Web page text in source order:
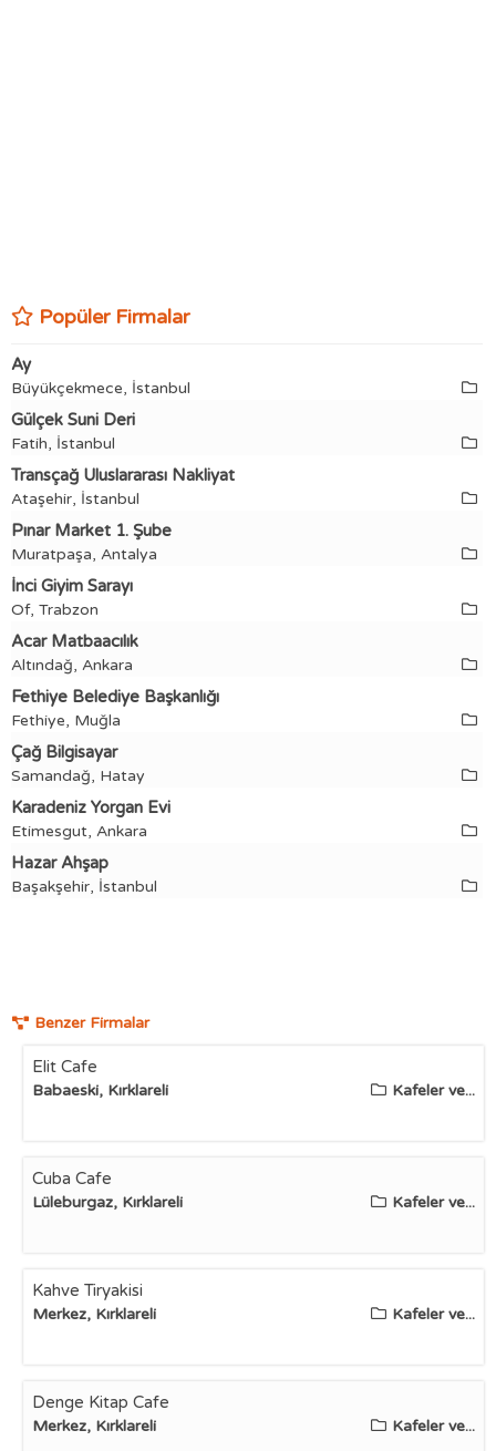
Popüler Firmalar
Ay
Büyükçekmece, İstanbul
Gülçek Suni Deri
Fatih, İstanbul
Transçağ Uluslararası Nakliyat
Ataşehir, İstanbul
Pınar Market 1. Şube
Muratpaşa, Antalya
İnci Giyim Sarayı
Of, Trabzon
Acar Matbaacılık
Altındağ, Ankara
Fethiye Belediye Başkanlığı
Fethiye, Muğla
Çağ Bilgisayar
Samandağ, Hatay
Karadeniz Yorgan Evi
Etimesgut, Ankara
Hazar Ahşap
Başakşehir, İstanbul
Benzer Firmalar
Elit Cafe
Babaeski, Kırklareli Kafeler ve...
Cuba Cafe
Lüleburgaz, Kırklareli Kafeler ve...
Kahve Tiryakisi
Merkez, Kırklareli Kafeler ve...
Denge Kitap Cafe
Merkez, Kırklareli Kafeler ve...